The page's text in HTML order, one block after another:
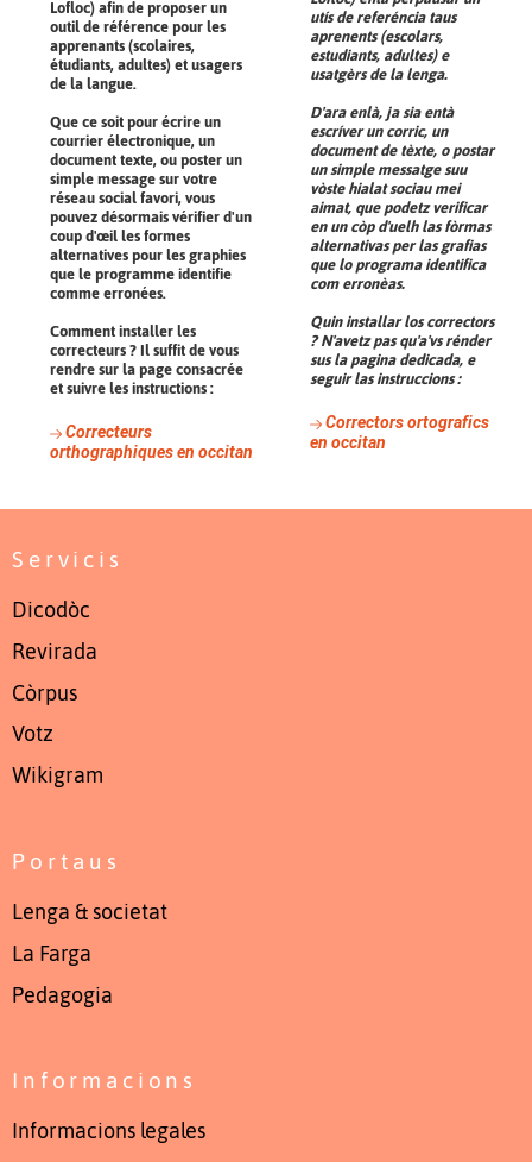
Lofloc) afin de proposer un
outil de référence pour les
apprenants (scolaires,
étudiants, adultes) et usagers
de la langue.
Que ce soit pour écrire un
courrier électronique, un
document texte, ou poster un
simple message sur votre
réseau social favori, vous
pouvez désormais vérifier d'un
coup d'œil les formes
alternatives pour les graphies
que le programme identifie
comme erronées.
Comment installer les
correcteurs ? Il suffit de vous
rendre sur la page consacrée
et suivre les instructions :
Correcteurs
orthographiques en occitan
utís de referéncia taus
aprenents (escolars,
estudiants, adultes) e
usatgèrs de la lenga.
D'ara enlà, ja sia entà
escríver un corric, un
document de tèxte, o postar
un simple messatge suu
vòste hialat sociau mei
aimat, que podetz verificar
en un còp d'uelh las fòrmas
alternativas per las grafias
que lo programa identifica
com erronèas.
Quin installar los correctors
? N'avetz pas qu'a'vs rénder
sus la pagina dedicada, e
seguir las instruccions :
Correctors ortografics
en occitan
Servicis
Dicodòc
Revirada
Còrpus
Votz
Wikigram
Portaus
Lenga & societat
La Farga
Pedagogia
Informacions
Informacions legales